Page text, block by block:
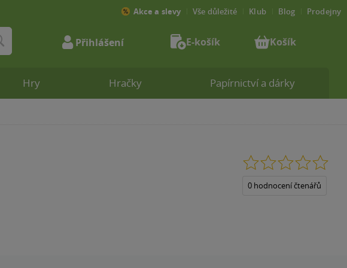
0.0
0 hodnocení čtenářů
Hry Hračky Papírnictví a dárky
Akce a slevy Vše důležité Klub Blog Prodejny
Přihlášení E-košík Košík